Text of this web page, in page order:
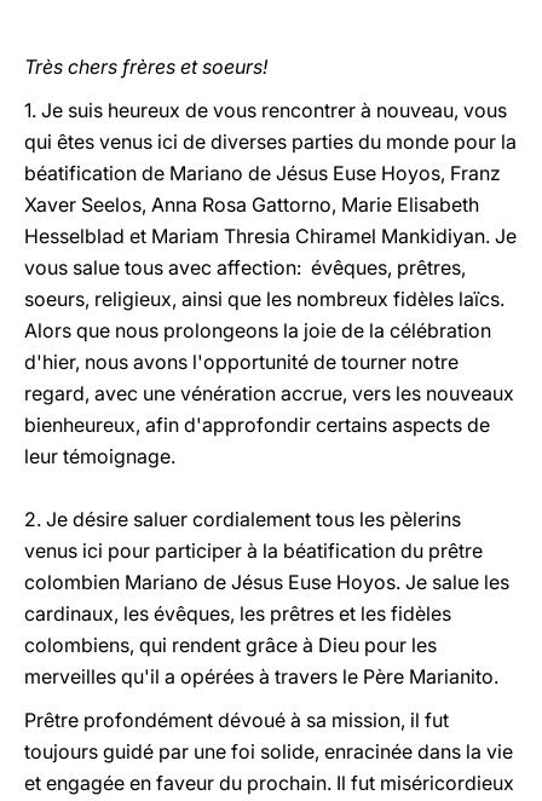
Très chers frères et soeurs!
1. Je suis heureux de vous rencontrer à nouveau, vous
qui êtes venus ici de diverses parties du monde pour la
béatification de Mariano de Jésus Euse Hoyos, Franz
Xaver Seelos, Anna Rosa Gattorno, Marie Elisabeth
Hesselblad et Mariam Thresia Chiramel Mankidiyan. Je
vous salue tous avec affection: évêques, prêtres,
soeurs, religieux, ainsi que les nombreux fidèles laïcs.
Alors que nous prolongeons la joie de la célébration
d'hier, nous avons l'opportunité de tourner notre
regard, avec une vénération accrue, vers les nouveaux
bienheureux, afin d'approfondir certains aspects de
leur témoignage.
2. Je désire saluer cordialement tous les pèlerins
venus ici pour participer à la béatification du prêtre
colombien Mariano de Jésus Euse Hoyos. Je salue les
cardinaux, les évêques, les prêtres et les fidèles
colombiens, qui rendent grâce à Dieu pour les
merveilles qu'il a opérées à travers le Père Marianito.
Prêtre profondément dévoué à sa mission, il fut
toujours guidé par une foi solide, enracinée dans la vie
et engagée en faveur du prochain. Il fut miséricordieux